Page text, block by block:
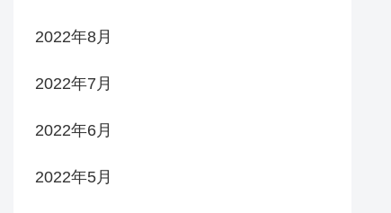
2022年8月
2022年7月
2022年6月
2022年5月